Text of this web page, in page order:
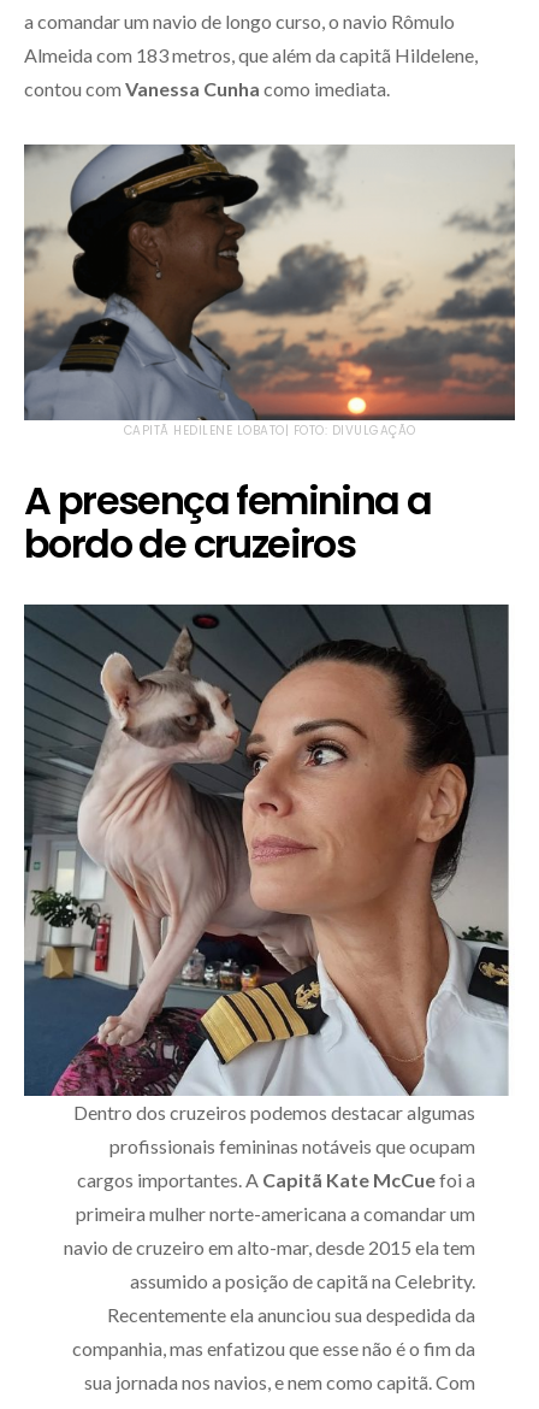
a comandar um navio de longo curso, o navio Rômulo
Almeida com 183 metros, que além da capitã Hildelene,
contou com Vanessa Cunha como imediata.
CAPITÃ HEDILENE LOBATO| FOTO: DIVULGAÇÃO
A presença feminina a
bordo de cruzeiros
Dentro dos cruzeiros podemos destacar algumas
profissionais femininas notáveis que ocupam
cargos importantes. A Capitã Kate McCuefoi a
primeira mulher norte-americana a comandar um
navio de cruzeiro em alto-mar, desde 2015 ela tem
assumido a posição de capitã na Celebrity.
Recentemente ela anunciou sua despedida da
companhia, mas enfatizou que esse não é o fim da
sua jornada nos navios, e nem como capitã. Com